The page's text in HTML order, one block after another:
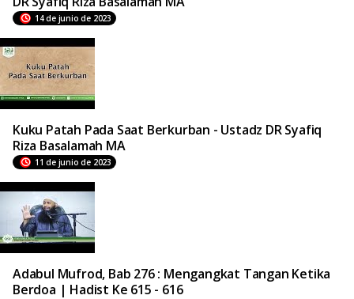
14 de junio de 2023
Kuku Patah Pada Saat Berkurban - Ustadz DR Syafiq
Riza Basalamah MA
11 de junio de 2023
Adabul Mufrod, Bab 276 : Mengangkat Tangan Ketika
Berdoa | Hadist Ke 615 - 616